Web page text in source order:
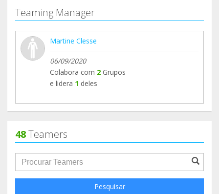
Teaming Manager
Martine Clesse
06/09/2020
Colabora com 2 Grupos
e lidera 1 deles
48Teamers
groupProfile.searchForm.search.text???
Pesquisar